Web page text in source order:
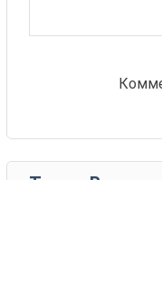
Также Вас